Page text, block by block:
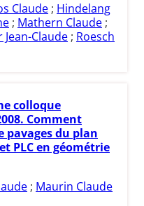
Claude ; Hindelang
; Mathern Claude ;
Jean-Claude ; Roesch
colloque
Comment
pavages du plan
PLC en géométrie
; Maurin Claude